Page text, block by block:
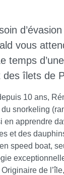
vous
temps
îlets de
10 ans,
snorkeling
en apprendre
et des
speed boat,
de